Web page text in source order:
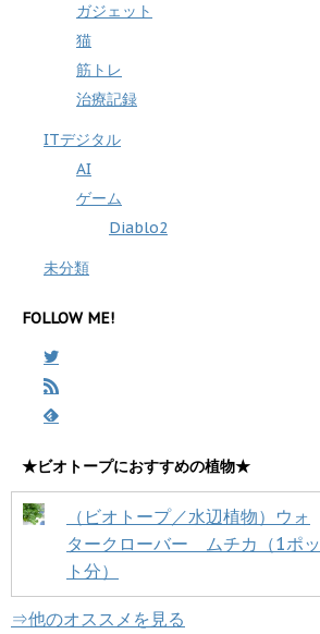
ガジェット
猫
筋トレ
治療記録
ITデジタル
AI
ゲーム
Diablo2
未分類
FOLLOW ME!
★ビオトープにおすすめの植物★
（ビオトープ／水辺植物）ウォ
タークローバー ムチカ（1ポッ
ト分）
⇒他のオススメを見る